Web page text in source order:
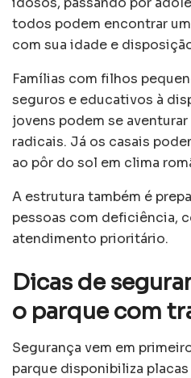
todos podem encontrar
com sua idade e
Famílias com filhos
seguros e educativos à
jovens podem se
radicais. Já os casais
ao pôr do sol em clima
A estrutura também é
pessoas com deficiência,
atendimento prioritário.
Dicas de
o parque com
Segurança vem em
parque disponibiliza